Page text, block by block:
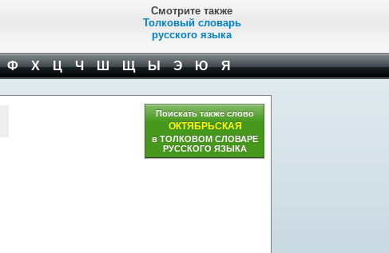
Смотрите также
Толковый словарь
русского языка
Ф Х Ц Ч Ш Щ Ы Э Ю Я
Поискать также слово
ОКТЯБРЬСКАЯ
в ТОЛКОВОМ СЛОВАРЕ
РУССКОГО ЯЗЫКА